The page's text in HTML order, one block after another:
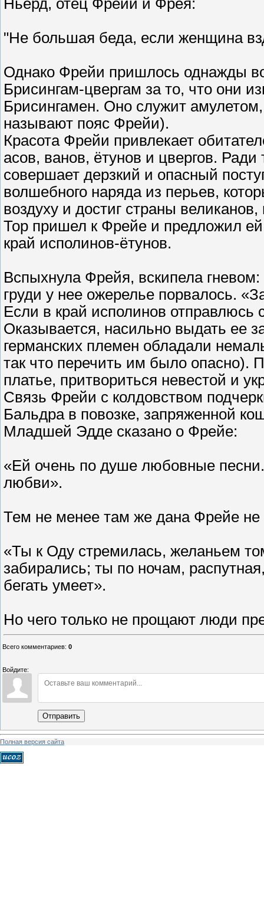
Ньёрд, отец Фрейи и Фрея:
"Не большая беда, если женщина
Однако Фрейи пришлось однажды
Брисингам-цвергам за то, что они
Брисингамен. Оно служит
называют пояс Фрейи).
Красота Фрейи привлекает
асов, ванов, ётунов и цвергов.
совершает дерзкий и опасный
волшебного наряда из перьев,
воздуху и достиг страны
Тор пришел к Фрейе и предложил
край исполинов-ётунов.
Вспыхнула Фрейя, вскипела гневом:
груди у нее ожерелье порвалось.
Если в край исполинов отправлюсь
Оказывается, насильно выдать ее
германских племен обладали
так что перечить им было опасно).
платье, притвориться невестой и
Связь Фрейи с колдовством
Бальдра в повозке, запряженной
Младшей Эдде сказано о Фрейе:
«Ей очень по душе любовные
любви».
Тем не менее там же дана Фрейе не
«Ты к Оду стремилась, желаньем
забирались; ты по ночам,
бегать умеет».
Но чего только не прощают люди
Всего комментариев: 0
Войдите:
Отправить
Полная версия сайта